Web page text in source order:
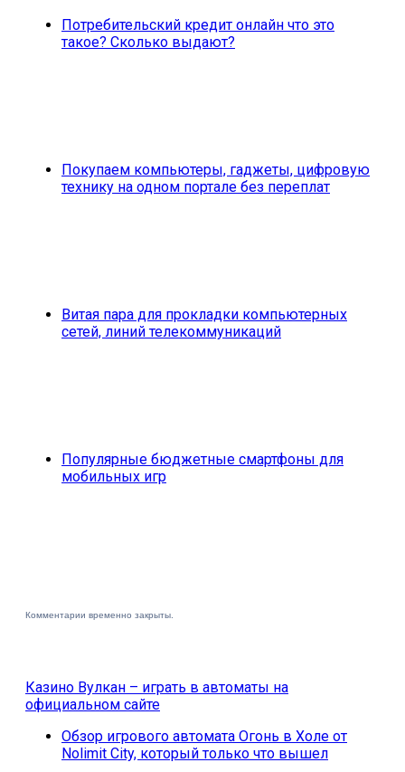
Потребительский кредит онлайн что это
такое? Сколько выдают?
Покупаем компьютеры, гаджеты, цифровую
технику на одном портале без переплат
Витая пара для прокладки компьютерных
сетей, линий телекоммуникаций
Популярные бюджетные смартфоны для
мобильных игр
Комментарии временно закрыты.
Казино Вулкан – играть в автоматы на
официальном сайте
Обзор игрового автомата Огонь в Холе от
Nolimit City, который только что вышел